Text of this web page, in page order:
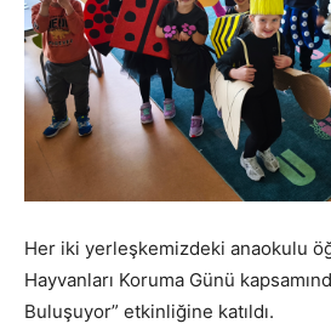
Her iki yerleşkemizdeki anaokulu
Hayvanları Koruma Günü
Buluşuyor” etkinliğine katıldı.